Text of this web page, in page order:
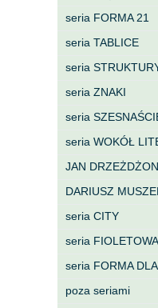
seria FORMA 21
seria TABLICE
seria
seria ZNAKI
seria
seria WOKÓŁ
JAN
DARIUSZ
seria CITY
seria FIOLETOWA
seria FORMA
poza seriami